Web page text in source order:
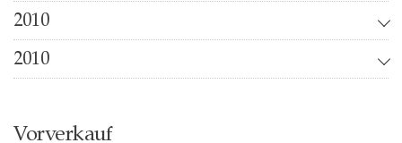
2010
2010
Vorverkauf